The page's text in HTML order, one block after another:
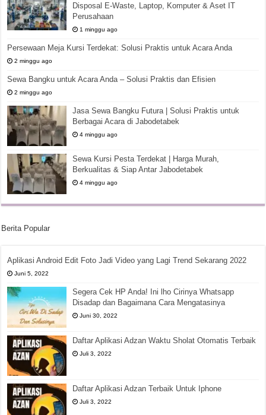
Disposal E-Waste, Laptop, Komputer & Aset IT
Perusahaan
1 minggu ago
Persewaan Meja Kursi Terdekat: Solusi Praktis untuk Acara Anda
2 minggu ago
Sewa Bangku untuk Acara Anda – Solusi Praktis dan Efisien
2 minggu ago
Jasa Sewa Bangku Futura | Solusi Praktis untuk
Berbagai Acara di Jabodetabek
4 minggu ago
Sewa Kursi Pesta Terdekat | Harga Murah,
Berkualitas & Siap Antar Jabodetabek
4 minggu ago
Berita Popular
Aplikasi Android Edit Foto Jadi Video yang Lagi Trend Sekarang 2022
Juni 5, 2022
Segera Cek HP Anda! Ini lho Cirinya Whatsapp
Disadap dan Bagaimana Cara Mengatasinya
Juni 30, 2022
Daftar Aplikasi Adzan Waktu Sholat Otomatis Terbaik
Juli 3, 2022
Daftar Aplikasi Adzan Terbaik Untuk Iphone
Juli 3, 2022